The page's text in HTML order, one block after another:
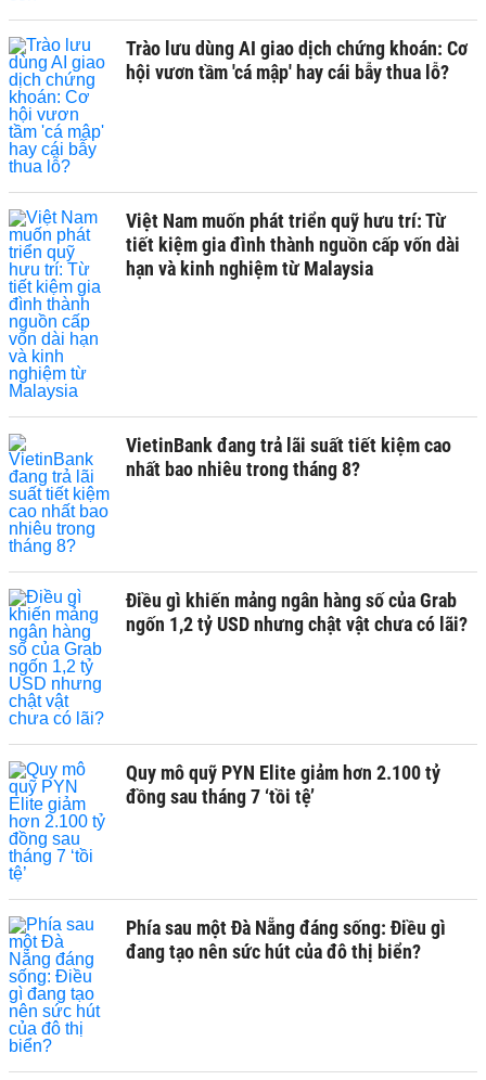
Trào lưu dùng AI giao dịch chứng khoán: Cơ
hội vươn tầm 'cá mập' hay cái bẫy thua lỗ?
Việt Nam muốn phát triển quỹ hưu trí: Từ
tiết kiệm gia đình thành nguồn cấp vốn dài
hạn và kinh nghiệm từ Malaysia
VietinBank đang trả lãi suất tiết kiệm cao
nhất bao nhiêu trong tháng 8?
Điều gì khiến mảng ngân hàng số của Grab
ngốn 1,2 tỷ USD nhưng chật vật chưa có lãi?
Quy mô quỹ PYN Elite giảm hơn 2.100 tỷ
đồng sau tháng 7 ‘tồi tệ’
Phía sau một Đà Nẵng đáng sống: Điều gì
đang tạo nên sức hút của đô thị biển?